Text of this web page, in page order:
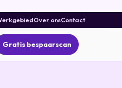
Over onsContact
Gratis bespaarscan